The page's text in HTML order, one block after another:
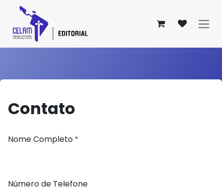
Pular para o conteúdo
Contato
Nome Completo *
Número de Telefone